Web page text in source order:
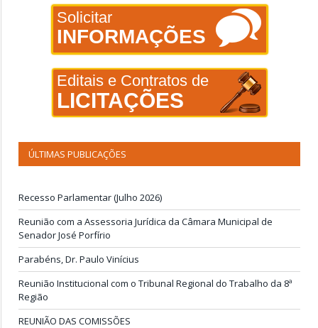
Solicitar
INFORMAÇÕES
Editais e Contratos de
LICITAÇÕES
ÚLTIMAS PUBLICAÇÕES
Recesso Parlamentar (Julho 2026)
Reunião com a Assessoria Jurídica da Câmara Municipal de
Senador José Porfírio
Parabéns, Dr. Paulo Vinícius
Reunião Institucional com o Tribunal Regional do Trabalho da 8ª
Região
REUNIÃO DAS COMISSÕES